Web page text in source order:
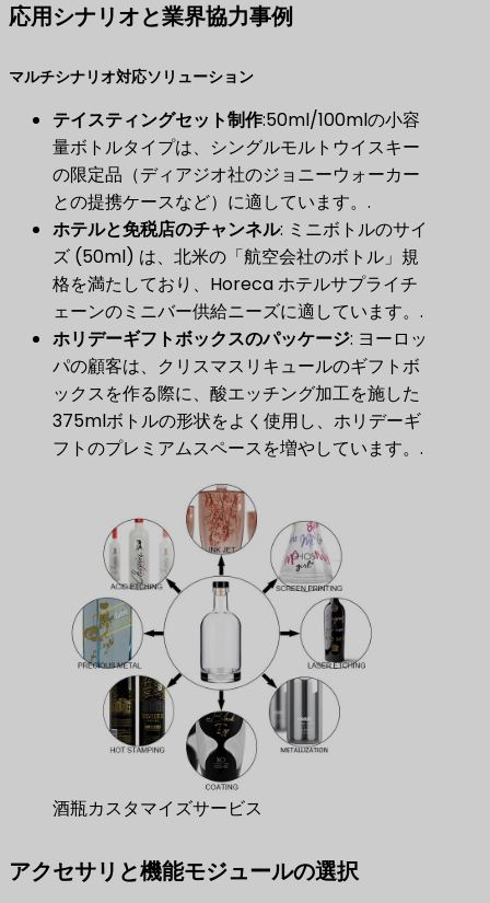
応用シナリオと業界協力事例
マルチシナリオ対応ソリューション
テイスティングセット制作​:50ml/100mlの小容
量ボトルタイプは、シングルモルトウイスキー
の限定品（ディアジオ社のジョニーウォーカー
との提携ケースなど）に適しています。.
ホテルと免税店のチャンネル​: ミニボトルのサイ
ズ (50ml) は、北米の「航空会社のボトル」規
格を満たしており、Horeca ホテルサプライチ
ェーンのミニバー供給ニーズに適しています。.
ホリデーギフトボックスのパッケージ​: ヨーロッ
パの顧客は、クリスマスリキュールのギフトボ
ックスを作る際に、酸エッチング加工を施した
375mlボトルの形状をよく使用し、ホリデーギ
フトのプレミアムスペースを増やしています。.
酒瓶カスタマイズサービス
アクセサリと機能モジュールの選択